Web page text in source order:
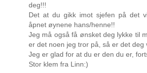
deg!!!
Det at du gikk imot sjefen på det
åpnet øynene hans/henne!!
Jeg må også få ønsket deg lykke til
er det noen jeg tror på, så er det deg
Jeg er glad for at du er den du er,
Stor klem fra Linn:)